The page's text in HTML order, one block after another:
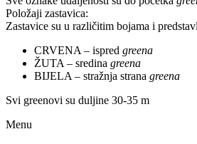
Položaji zastavica:
Zastavice su u različitim bojama i
CRVENA – ispred greena
ŽUTA – sredina greena
BIJELA – stražnja strana greena
Svi greenovi su duljine 30-35 m
Menu